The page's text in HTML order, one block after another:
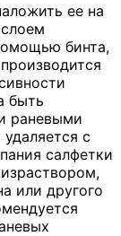
ее на
бинта,
быть
раневыми
с
салфетки
или другого